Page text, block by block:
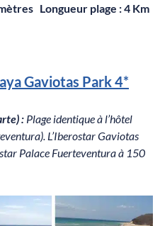
Longueur plage : 4 Km
Gaviotas Park4*
: Plage identique à l’hôtel
L’Iberostar Gaviotas
Palace Fuerteventura à 150